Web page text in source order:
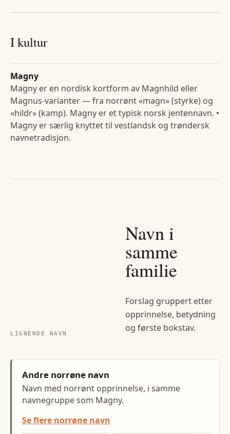
I kultur
Magny
Magny er en nordisk kortform av Magnhild eller
Magnus-varianter — fra norrønt «magn» (styrke) og
«hildr» (kamp). Magny er et typisk norsk jentennavn. •
Magny er særlig knyttet til vestlandsk og trøndersk
navnetradisjon.
LIGNENDE NAVN
Navn i
samme
familie
Forslag gruppert etter
opprinnelse, betydning
og første bokstav.
Andre norrøne navn
Navn med norrønt opprinnelse, i samme
navnegruppe som Magny.
Se flere norrøne navn